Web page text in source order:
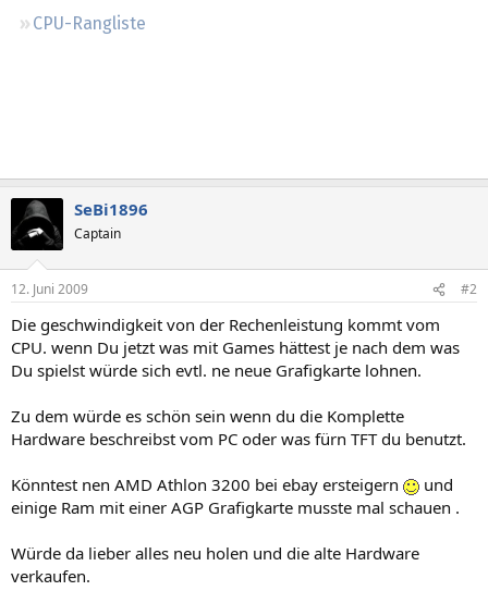
CPU-Rangliste
SeBi1896
Captain
12. Juni 2009 #2
Die geschwindigkeit von der Rechenleistung kommt vom
CPU. wenn Du jetzt was mit Games hättest je nach dem was
Du spielst würde sich evtl. ne neue Grafigkarte lohnen.
Zu dem würde es schön sein wenn du die Komplette
Hardware beschreibst vom PC oder was fürn TFT du benutzt.
Könntest nen AMD Athlon 3200 bei ebay ersteigern
und
einige Ram mit einer AGP Grafigkarte musste mal schauen .
Würde da lieber alles neu holen und die alte Hardware
verkaufen.